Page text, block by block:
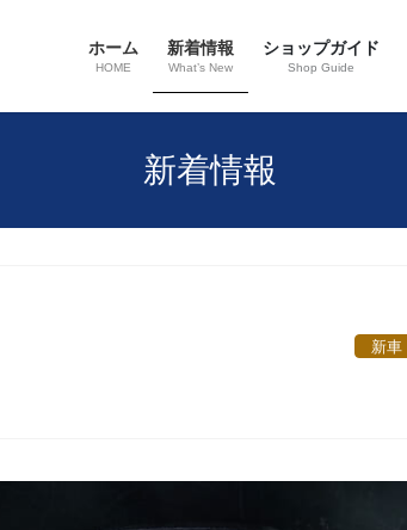
ホーム
HOME
新着情報
What’s New
ショップガイド
Shop Guide
新着情報
新車